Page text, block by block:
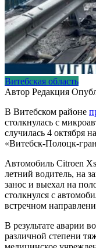
Витебская область
Автор Редакция
В Витебском районе
столкнулась с
случилась 4 октября
«Витебск-Полоцк-
Автомобиль Citroen
летний водитель, на
занос и выехал на
столкнулся с
встречном
В результате аварии
различной степени